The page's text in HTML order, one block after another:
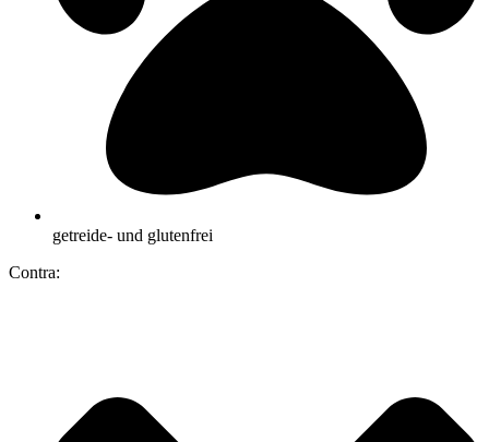
getreide- und glutenfrei
Contra: